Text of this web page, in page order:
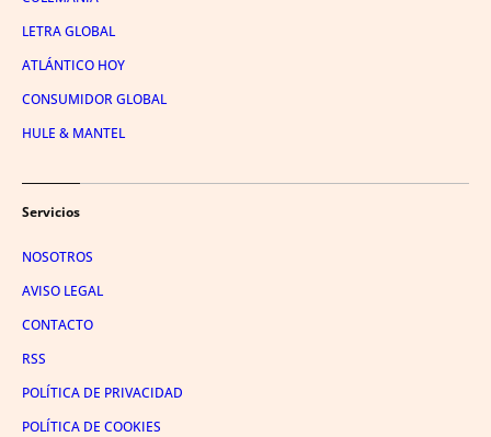
LETRA GLOBAL
ATLÁNTICO HOY
CONSUMIDOR GLOBAL
HULE & MANTEL
Servicios
NOSOTROS
AVISO LEGAL
CONTACTO
RSS
POLÍTICA DE PRIVACIDAD
POLÍTICA DE COOKIES